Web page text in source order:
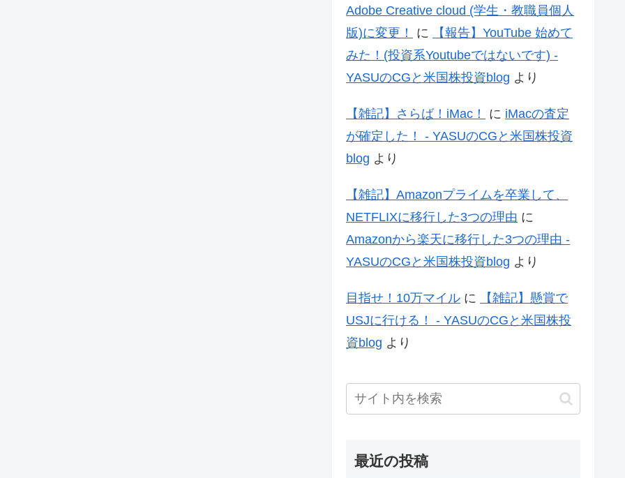
Adobe Creative cloud (学生・教職員個人
版)に変更！
に
【報告】YouTube 始めて
みた！(投資系Youtubeではないです) -
YASUのCGと米国株投資blog より
【雑記】さらば！iMac！ に iMacの査定
が確定した！ - YASUのCGと米国株投資
blog より
【雑記】Amazonプライムを卒業して、
NETFLIXに移行した3つの理由 に
Amazonから楽天に移行した3つの理由 -
YASUのCGと米国株投資blog より
目指せ！10万マイル に
【雑記】懸賞で
USJに行ける！ - YASUのCGと米国株投
資blog より
最近の投稿